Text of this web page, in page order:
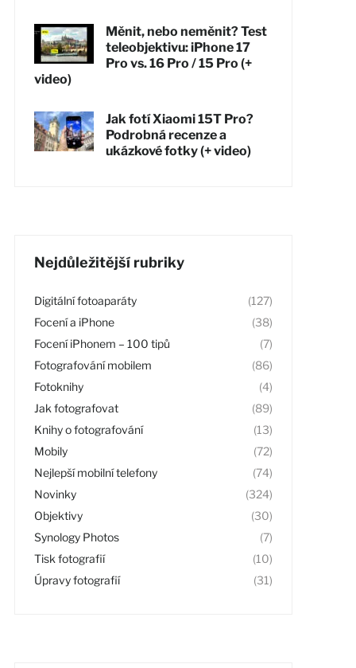
Měnit, nebo neměnit? Test
teleobjektivu: iPhone 17
Pro vs. 16 Pro / 15 Pro (+
video)
Jak fotí Xiaomi 15T Pro?
Podrobná recenze a
ukázkové fotky (+ video)
Nejdůležitější rubriky
Digitální fotoaparáty
(127)
Focení a iPhone
(38)
Focení iPhonem – 100 tipů
(7)
Fotografování mobilem
(86)
Fotoknihy
(4)
Jak fotografovat
(89)
Knihy o fotografování
(13)
Mobily
(72)
Nejlepší mobilní telefony
(74)
Novinky
(324)
Objektivy
(30)
Synology Photos
(7)
Tisk fotografií
(10)
Úpravy fotografií
(31)